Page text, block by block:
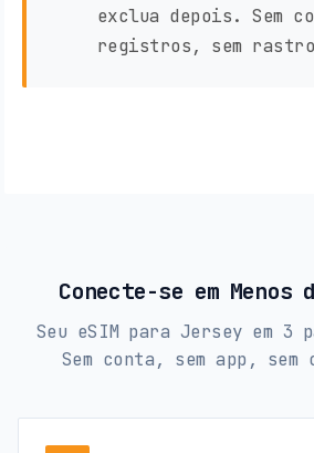
exclua depois. Sem
registros, sem
Conecte-se em Menos
Seu eSIM para Jersey em 3
Sem conta, sem app, sem